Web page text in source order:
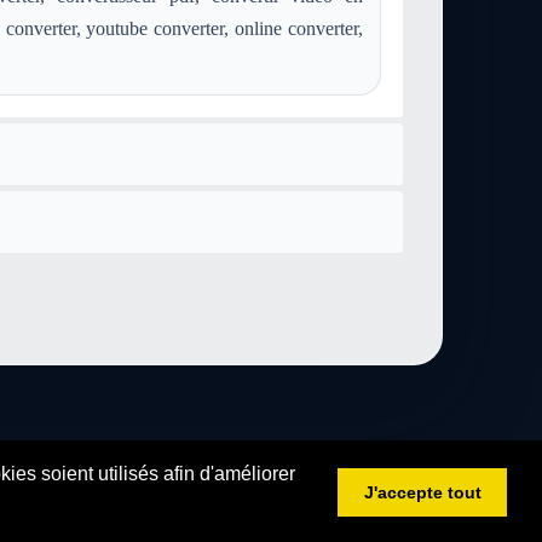
soient utilisés afin d'améliorer
J'accepte tout
aiff en text-csv convertir postscript en text-csv
webp en text-csv convertir image-webp en text-csv
youtube converter, online converter,